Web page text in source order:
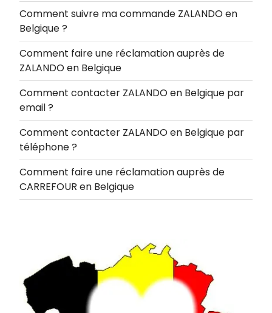
Comment suivre ma commande ZALANDO en
Belgique ?
Comment faire une réclamation auprès de
ZALANDO en Belgique
Comment contacter ZALANDO en Belgique par
email ?
Comment contacter ZALANDO en Belgique par
téléphone ?
Comment faire une réclamation auprès de
CARREFOUR en Belgique